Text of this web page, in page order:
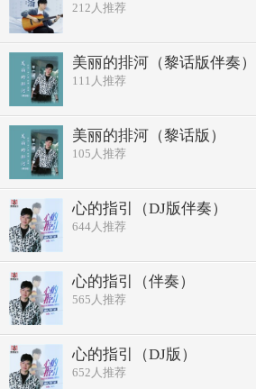
冷冷暖暖世事像浮云
跌跌碰碰风雨里浮沉
冷冷暖暖世事像浮云
212 人推荐
美丽的排河（黎话版伴奏）
111 人推荐
美丽的排河（黎话版）
105 人推荐
心的指引（DJ版伴奏）
644人推荐
心的指引（伴奏）
565 人推荐
心的指引（DJ版）
652 人推荐